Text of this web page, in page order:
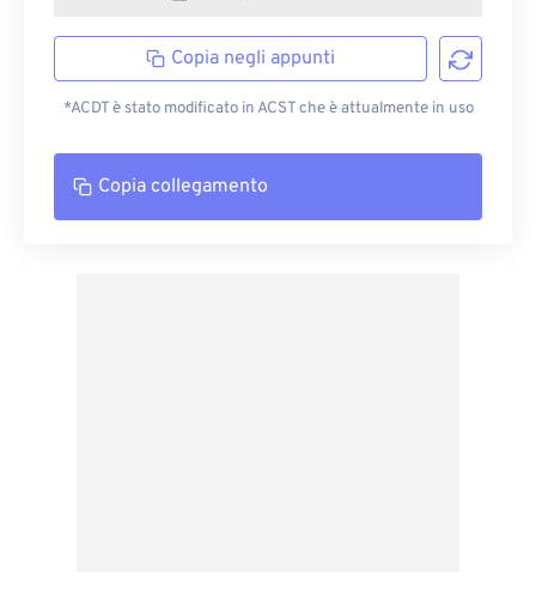
Copia negli appunti
*ACDT è stato modificato in ACST che è attualmente in uso
Copia collegamento